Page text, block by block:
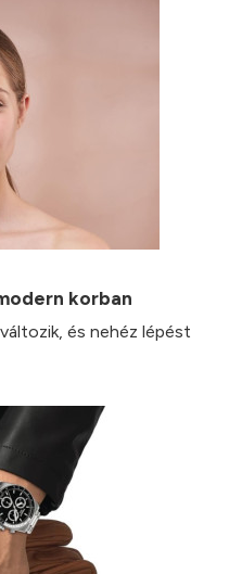
korban
és nehéz lépést